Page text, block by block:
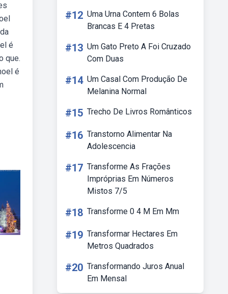
é
que.
é
#12 Uma Urna Contem 6 Bolas
Brancas E 4 Pretas
#13 Um Gato Preto A Foi Cruzado
Com Duas
#14 Um Casal Com Produção De
Melanina Normal
#15 Trecho De Livros Românticos
#16 Transtorno Alimentar Na
Adolescencia
#17 Transforme As Frações
Impróprias Em Números
Mistos 7/5
#18 Transforme 0 4 M Em Mm
#19 Transformar Hectares Em
Metros Quadrados
#20 Transformando Juros Anual
Em Mensal